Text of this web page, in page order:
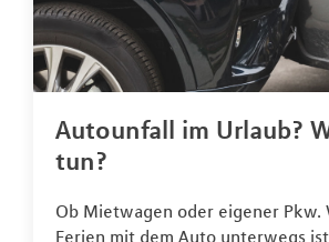
Autounfall im Urlaub?
tun?
Ob Mietwagen oder eigener Pkw.
Ferien mit dem Auto unterwegs